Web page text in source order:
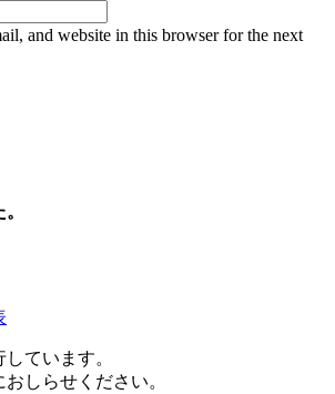
and website in this browser for the next
ています。
しらせください。